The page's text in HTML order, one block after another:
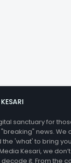
sanctuary for
news. We
'what' to bring
Kesari, we
it. From the